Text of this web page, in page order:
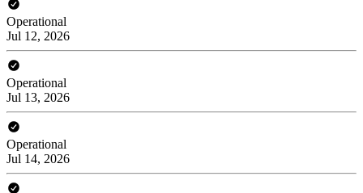
Operational
Jul 12, 2026
Operational
Jul 13, 2026
Operational
Jul 14, 2026